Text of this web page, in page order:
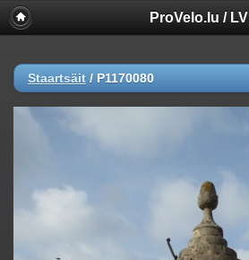
ProVelo.lu / LVI
Staartsäit / P1170080